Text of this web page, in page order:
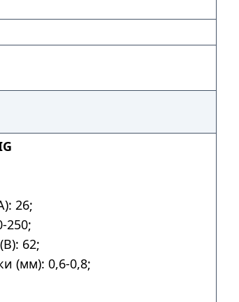
26;
250;
62;
(мм): 0,6-0,8;